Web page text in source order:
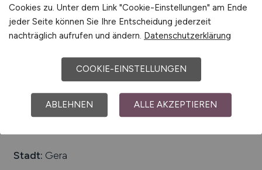
Hays
28.06.2026
Stadt: Gera
Cookies zu. Unter dem Link "Cookie-Einstellungen" am Ende
jeder Seite können Sie Ihre Entscheidung jederzeit
nachträglich aufrufen und ändern. Datenschutzerklärung
COOKIE-EINSTELLUNGEN
ABLEHNEN ALLE AKZEPTIEREN